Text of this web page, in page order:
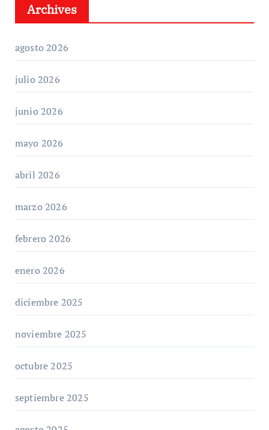
Archives
agosto 2026
julio 2026
junio 2026
mayo 2026
abril 2026
marzo 2026
febrero 2026
enero 2026
diciembre 2025
noviembre 2025
octubre 2025
septiembre 2025